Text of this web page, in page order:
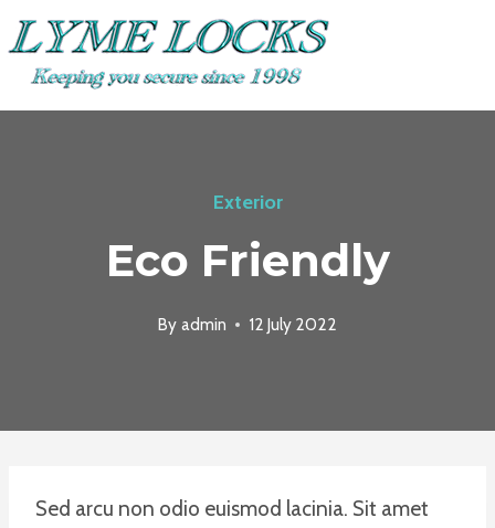
Skip
to
content
Exterior
Eco Friendly
By admin 12 July 2022
Sed arcu non odio euismod lacinia. Sit amet